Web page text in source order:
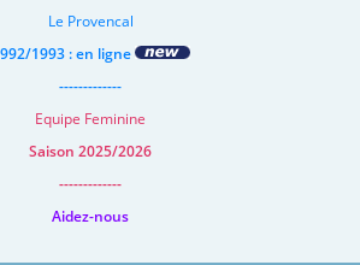
Le Provencal
1993 : en ligne
-------------
Equipe Feminine
Saison 2025/2026
-------------
Aidez-nous